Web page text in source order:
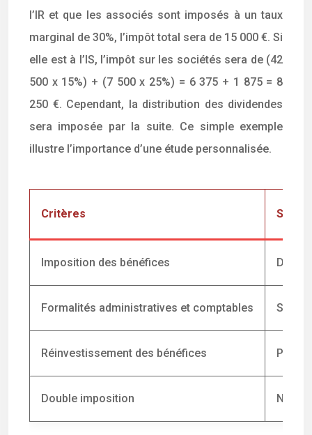
l’IR et que les associés sont imposés à un taux
marginal de 30%, l’impôt total sera de 15 000 €. Si
elle est à l’IS, l’impôt sur les sociétés sera de (42
500 x 15%) + (7 500 x 25%) = 6 375 + 1 875 = 8
250 €. Cependant, la distribution des dividendes
sera imposée par la suite. Ce simple exemple
illustre l’importance d’une étude personnalisée.
Critères SCI à
Imposition des bénéfices
Formalités administratives et comptables
Réinvestissement des bénéfices
Double imposition Non